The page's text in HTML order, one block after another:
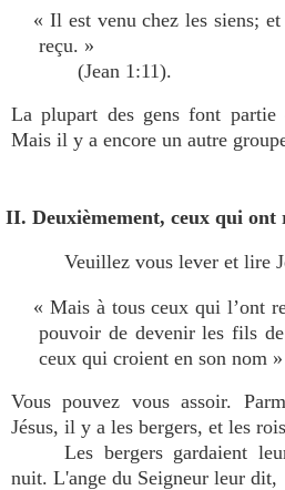
« Il est venu chez les siens;
reçu. »
(Jean 1:11).
La plupart des gens font partie
Mais il y a encore un autre
II. Deuxièmement, ceux qui ont
Veuillez vous lever et lire
« Mais à tous ceux qui l’ont
pouvoir de devenir les fils
ceux qui croient en son nom
Vous pouvez vous assoir.
Jésus, il y a les bergers, et les
Les bergers gardaient
nuit. L'ange du Seigneur leur dit,